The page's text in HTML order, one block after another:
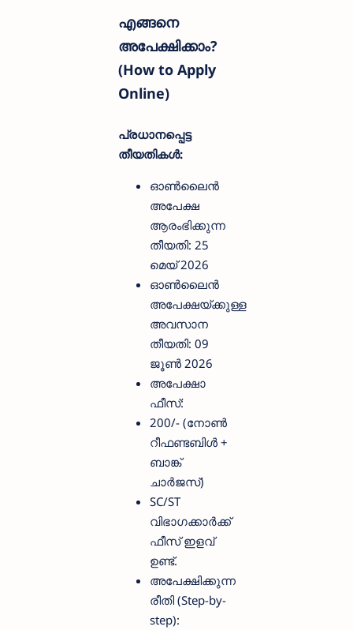
എങ്ങനെ
അപേക്ഷിക്കാം?
(How to Apply
Online)
പ്രധാനപ്പെട്ട
തീയതികൾ:
ഓൺലൈൻ
അപേക്ഷ
ആരംഭിക്കുന്ന
തീയതി: 25
മെയ് 2026
ഓൺലൈൻ
അപേക്ഷയ്ക്കുള്ള
അവസാന
തീയതി: 09
ജൂൺ 2026
അപേക്ഷാ
ഫീസ്:
200/- (നോൺ
റീഫണ്ടബിൾ +
ബാങ്ക്
ചാർജസ്)
SC/ST
വിഭാഗക്കാർക്ക്
ഫീസ് ഇളവ്
ഉണ്ട്.
അപേക്ഷിക്കുന്ന
രീതി (Step-by-
step):